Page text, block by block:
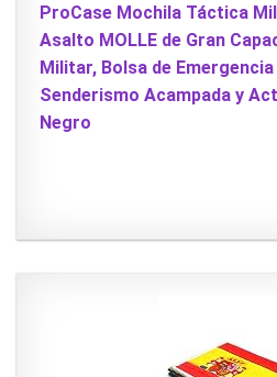
ProCase Mochila Táctica
Asalto MOLLE de Gran
Militar, Bolsa de
Senderismo Acampada y
Negro